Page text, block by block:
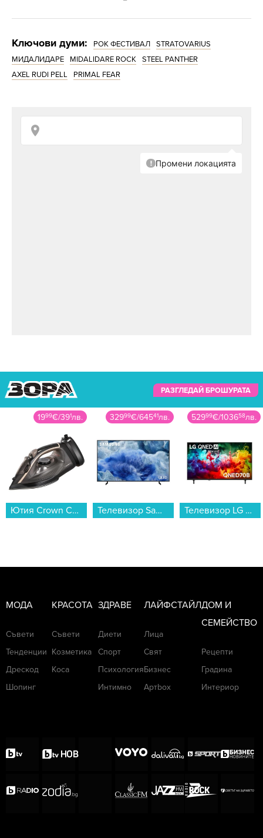
години след създаването си в Хелзинки,
пауър метъл са все още неудържими.
Излизайки от динамичната метъл сцена на
през 2022 и е смятан за най-автентичния
албум досега. Групата днес е Timo Kotipelto
(вокали), Jens Johansson (клавишни), Lauri
Porra (бас и вокали), Matias Kupiainen (китара
и вокали) и Rolf Pilve (барабани).
г. от Ralf Scheepers and Mat Sinner.
класация за LP на 48 място, като по този
Ключови думи: РОК ФЕСТИВАЛ
STRATOVARIUS
МИДАЛИДАРЕ
MIDALIDARE ROCK
STEEL PANTHER
AXEL RUDI PELL
PRIMAL FEAR
РАЗГЛЕДАЙ БРОШУРАТА
329 99€/64541лв.
Телевизор Samsung QE43Q8FAAUXXH , 108 см, 3840x2160 UHD-4K , 43 inch, QLED ...
52999€/103658лв.
Телевизор LG 55QNED70B3C , 139 см, 3840x2160 UHD-4K , 55 inch, Mini LED , Smart TV , Web Os...
3499€/6844лв.
Машина за вакуумиране Crown VM1030SP , 100 W...
МОДА
Съвети
Тенденции
Дрескод
Шопинг
КРАСОТА
Съвети
Козметика
Коса
ЗДРАВЕ
Диети
Спорт
Психология
Интимно
ЛАЙФСТАЙЛ
Лица
Свят
Бизнес
Артbox
ДОМ И
СЕМЕЙСТВО
Рецепти
Градина
Интериор